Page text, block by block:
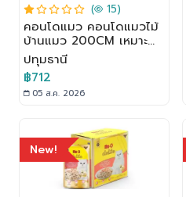
( 15)
คอนโดแมว คอนโดแมวไม้
บ้านแมว 200CM เหมาะ
สำหรับเลี้ยงน้องแมว 4-
6ตัว เสาลับเล็บ ขนาดใหญ่
สูง170CM
ปทุมธานี
฿712
05 ส.ค. 2026
New!